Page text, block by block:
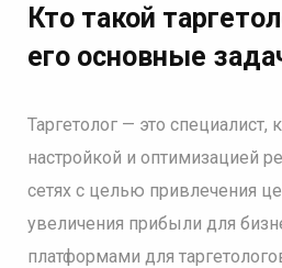
Кто такой
его основные
Таргетолог — это специалист,
настройкой и оптимизацией
сетях с целью привлечения
увеличения прибыли для
платформами для